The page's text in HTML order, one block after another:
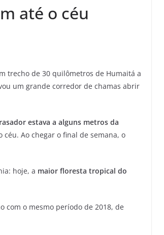
até o céu
trecho de 30 quilômetros de Humaitá a
um grande corredor de chamas abrir
estava a alguns metros da
Ao chegar o final de semana, o
hoje, a maior floresta tropical do
com o mesmo período de 2018, de